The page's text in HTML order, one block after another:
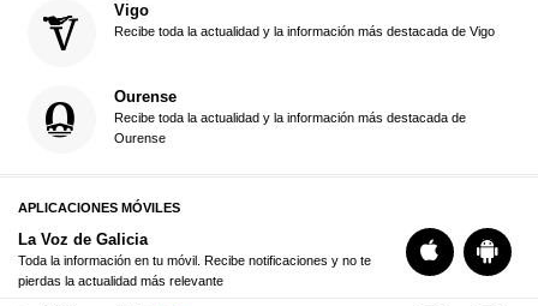
Vigo
Recibe toda la actualidad y la información más destacada de Vigo
Ourense
Recibe toda la actualidad y la información más destacada de
Ourense
APLICACIONES MÓVILES
La Voz de Galicia
Toda la información en tu móvil. Recibe notificaciones y no te
pierdas la actualidad más relevante